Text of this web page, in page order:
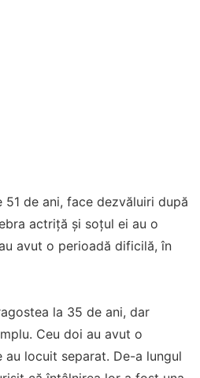
51 de ani, face dezvăluiri după
actriță și soțul ei au o
avut o perioadă dificilă, în
la 35 de ani, dar
Ceu doi au avut o
locuit separat. De-a lungul